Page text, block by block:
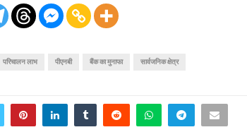
परिचालन लाभ पीएनबी बैंक का मुनाफा सार्वजनिक क्षेत्र